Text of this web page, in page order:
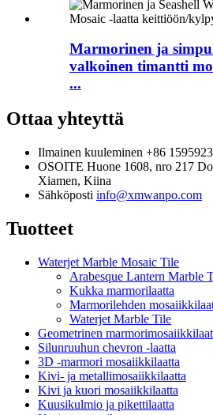
Marmorinen ja
valkoinen timantti
...
Ottaa yhteyttä
Ilmainen kuuleminen +86
OSOITE Huone 1608, nro 217
Xiamen, Kiina
Sähköposti info@xmwanpo.com
Tuotteet
Waterjet Marble Mosaic Tile
Arabesque Lantern Marble
Kukka marmorilaatta
Marmorilehden
Waterjet Marble Tile
Geometrinen
Silunruuhun chevron -laatta
3D -marmori mosaiikkilaatta
Kivi- ja metallimosaiikkilaatta
Kivi ja kuori mosaiikkilaatta
Kuusikulmio ja pikettilaatta